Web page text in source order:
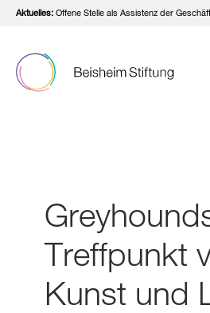
Aktuelles:Offene Stelle als Assistenz der
Treffpunkt
Kunst und